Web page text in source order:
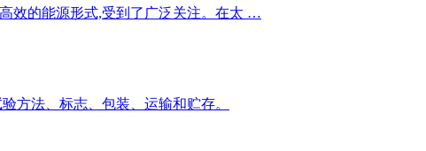
效的能源形式,受到了广泛关注。在太 …
方法、标志、包装、运输和贮存。